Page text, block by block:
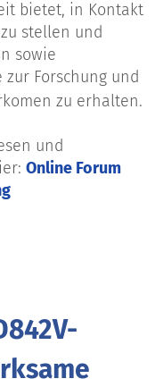
bietet, in Kontakt
stellen und
sowie
Forschung und
zu erhalten.
und
Online Forum